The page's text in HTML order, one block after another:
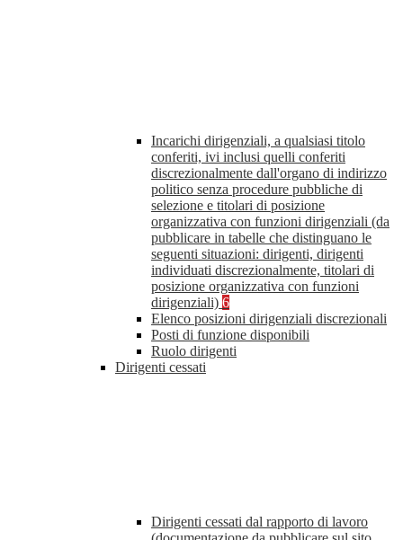
Incarichi dirigenziali, a qualsiasi titolo
conferiti, ivi inclusi quelli conferiti
discrezionalmente dall'organo di indirizzo
politico senza procedure pubbliche di
selezione e titolari di posizione
organizzativa con funzioni dirigenziali (da
pubblicare in tabelle che distinguano le
seguenti situazioni: dirigenti, dirigenti
individuati discrezionalmente, titolari di
posizione organizzativa con funzioni
dirigenziali) 6
Elenco posizioni dirigenziali discrezionali
Posti di funzione disponibili
Ruolo dirigenti
Dirigenti cessati
Dirigenti cessati dal rapporto di lavoro